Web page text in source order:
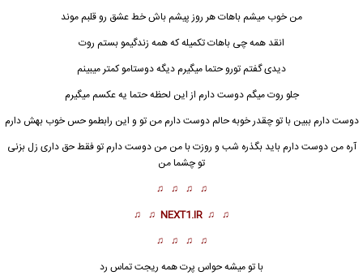
من خوب میشم باهات هر روز پیشم باش خط عشق رو قلبم موند
انقد همه چی باهات تکمیله که همه زندگیمو بستم روت
دیدی گفتم تورو حتما میگیرم دیگه دوستامو کمتر میبینم
جلو روت میگم دوست دارم از این لحظه حتما یه عکسم میگیرم
دوست دارمببین با تو چقدر خوبه حالم دوست دارم من تو و این رابطمو حس خوب بهش دارم
آره من دوست دارم باید بگذره شب و روزت با من من دوست دارم تو فقط حق داری زل بزنی
تو چشما من
♫ ♫ ♫ ♫
♫ ♫
NEXT1.IR
♫ ♫
♫ ♫ ♫ ♫
با تو میشه حواس پرت همه ریجت تماس رد